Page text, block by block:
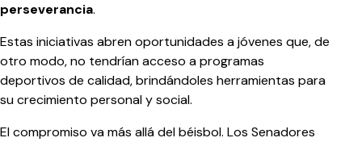
perseverancia.
Estas iniciativas abren oportunidades a jóvenes que, de
otro modo, no tendrían acceso a programas
deportivos de calidad, brindándoles herramientas para
su crecimiento personal y social.
El compromiso va más allá del béisbol. Los Senadores